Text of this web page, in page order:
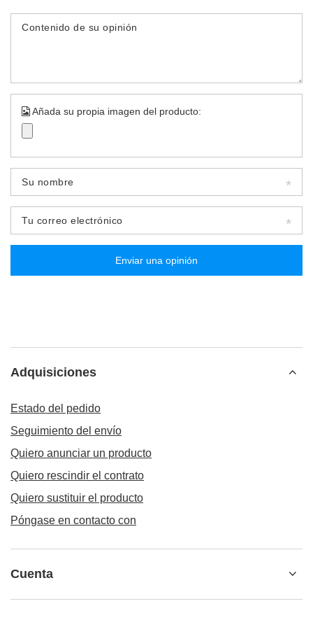
Contenido de su opinión
Añada su propia imagen del producto:
Su nombre
Tu correo electrónico
Enviar una opinión
Adquisiciones
Estado del pedido
Seguimiento del envío
Quiero anunciar un producto
Quiero rescindir el contrato
Quiero sustituir el producto
Póngase en contacto con
Cuenta